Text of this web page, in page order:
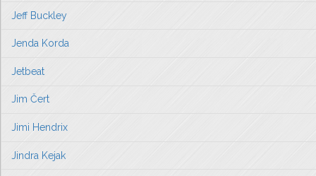
Jeff Buckley
Jenda Korda
Jetbeat
Jim Čert
Jimi Hendrix
Jindra Kejak